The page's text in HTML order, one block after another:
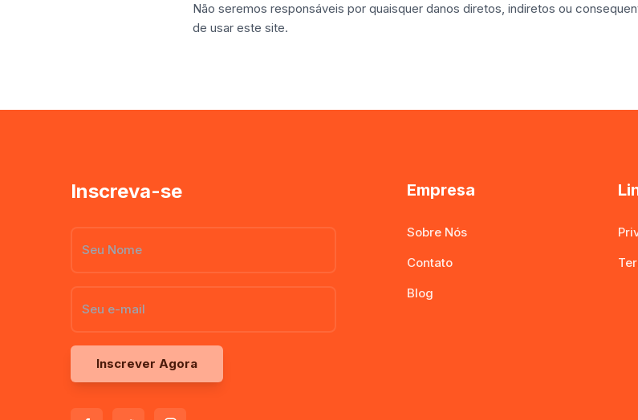
Não seremos responsáveis por quaisquer danos diretos, indiretos ou
de usar este site.
Inscreva-se
Inscrever Agora
Empresa
Sobre Nós
Contato
Blog